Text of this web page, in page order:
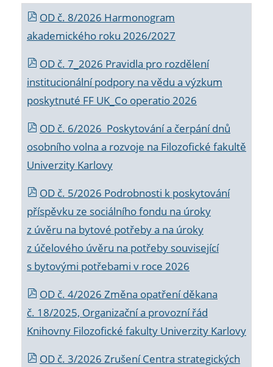
OD č. 8/2026 Harmonogram
akademického roku 2026/2027
OD č. 7_2026 Pravidla pro rozdělení
institucionální podpory na vědu a výzkum
poskytnuté FF UK_Co operatio 2026
OD č. 6/2026 Poskytování a čerpání dnů
osobního volna a rozvoje na Filozofické fakultě
Univerzity Karlovy
OD č. 5/2026 Podrobnosti k poskytování
příspěvku ze sociálního fondu na úroky
z úvěru na bytové potřeby a na úroky
z účelového úvěru na potřeby související
s bytovými potřebami v roce 2026
OD č. 4/2026 Změna opatření děkana
č. 18/2025, Organizační a provozní řád
Knihovny Filozofické fakulty Univerzity Karlovy
OD č. 3/2026 Zrušení Centra strategických